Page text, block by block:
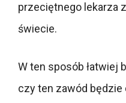
przeciętnego lekarza
świecie.
W ten sposób łatwiej
czy ten zawód będzie